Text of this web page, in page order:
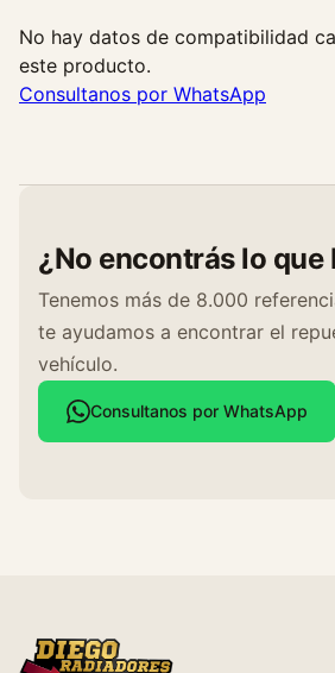
No hay datos de compatibilidad
este producto.
Consultanos por WhatsApp
¿No encontrás lo que
Tenemos más de 8.000
te ayudamos a encontrar el
vehículo.
Consultanos por WhatsApp